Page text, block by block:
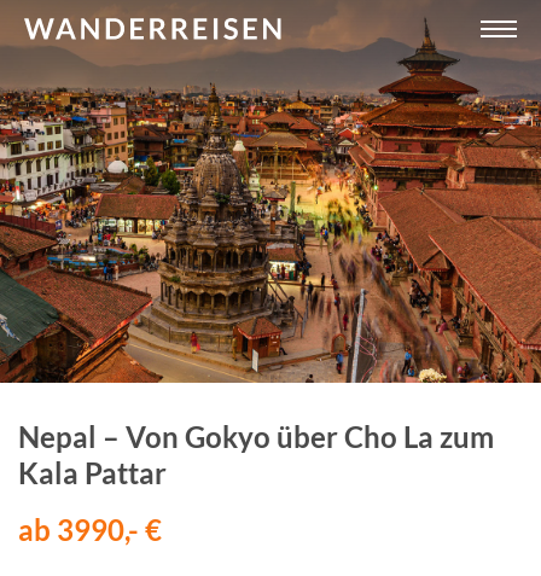
Nepal – Von Gokyo über Cho La zum
Kala Pattar
ab 3990,- €